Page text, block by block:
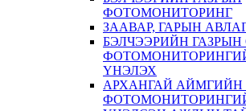
ФОТОМОНИТОРИНГ
ЗААВАР, ГАРЫН
БЭЛЧЭЭРИЙН
ҮНЭЛЭХ
АРХАНГАЙ АЙМГИЙН